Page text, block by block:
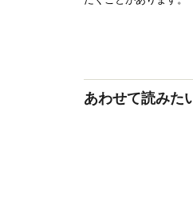
あわせて読みた